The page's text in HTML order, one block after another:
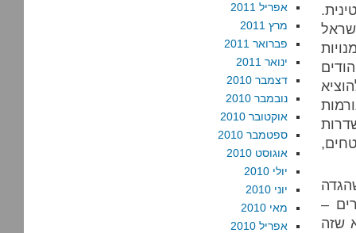
לא בגבולות 48'. יש להוציא
–
שזה
אפריל 2011
מרץ 2011
פברואר 2011
ינואר 2011
דצמבר 2010
נובמבר 2010
אוקטובר 2010
ספטמבר 2010
אוגוסט 2010
יולי 2010
יוני 2010
מאי 2010
אפריל 2010